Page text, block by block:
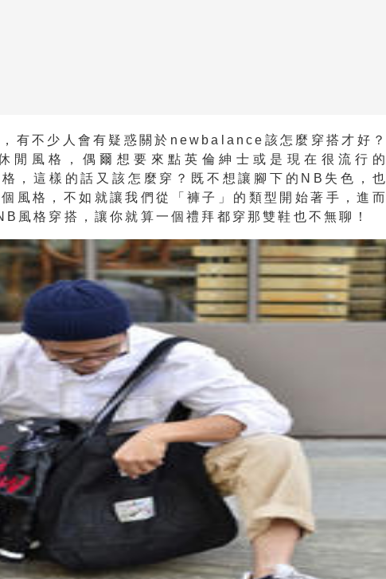
有不少人會有疑惑關於newbalance該怎麼穿搭才好？
閒風格，偶爾想要來點英倫紳士或是現在很流行的
，這樣的話又該怎麼穿？既不想讓腳下的NB失色，也
風格，不如就讓我們從「褲子」的類型開始著手，進而
風格穿搭，讓你就算一個禮拜都穿那雙鞋也不無聊！